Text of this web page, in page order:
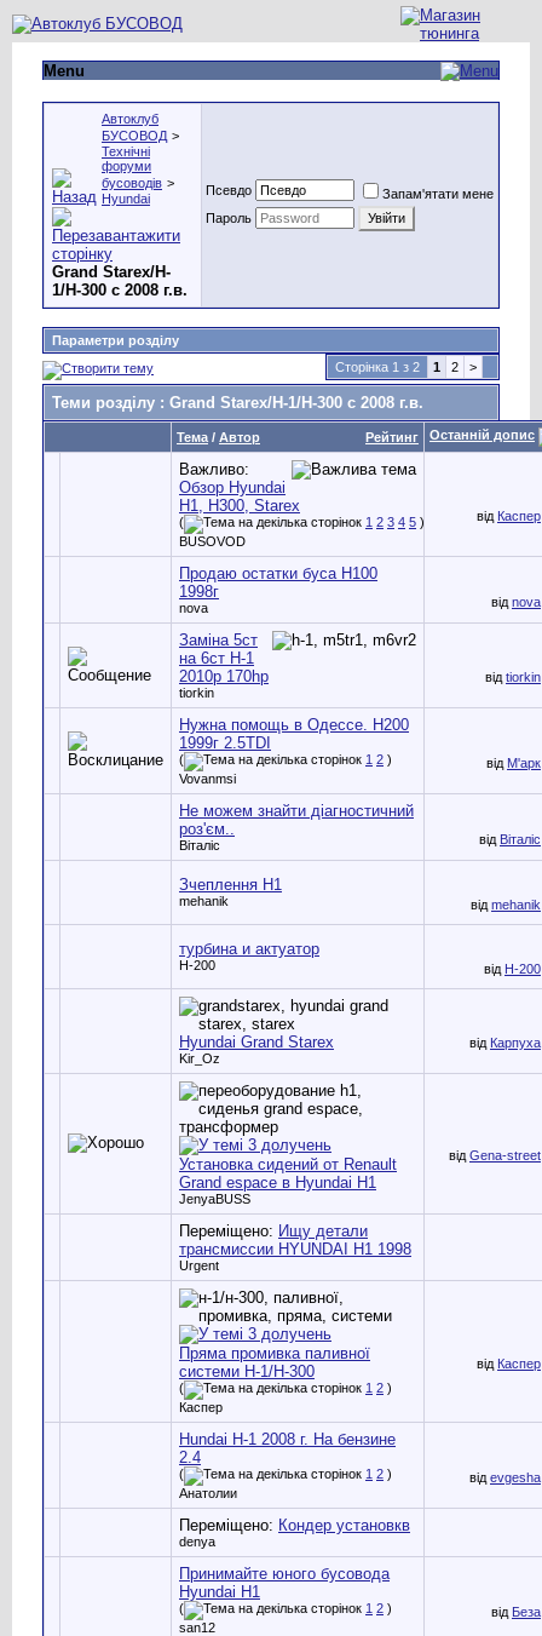
Menu
Автоклуб
БУСОВОД >
Технічні
форуми
бусоводів >
Hyundai
Grand Starex/H-
1/H-300 с 2008 г.в.
Псевдо
Запам'ятати мене
Пароль
Параметри розділу
Сторінка 1 з 2
1 2 >
Теми розділу : Grand Starex/H-1/H-300 с 2008 г.в.
Рейтинг
Тема / Автор Останній допис
Важливо:
Обзор Hyundai
H1, H300, Starex
( 1 2 3 4 5 )
BUSOVOD
від Каспер
Продаю остатки буса Н100
1998г
nova від nova
Заміна 5ст
на 6ст H-1
2010р 170hp
tiorkin
від tiorkin
Нужна помощь в Одессе. Н200
1999г 2.5TDI
( 1 2 )
Vovanmsi
від М'арк
Не можем знайти діагностичний
роз'єм..
Віталіс від Віталіс
Зчеплення Н1
mehanik від mehanik
турбина и актуатор
H-200 від H-200
Hyundai Grand Starex
Kir_Oz
від Карпуха
Установка сидений от Renault
Grand espace в Hyundai H1
JenyaBUSS
від Gena-street
Переміщено: Ищу детали
трансмиссии HYUNDAI H1 1998
Urgent
Пряма промивка паливної
системи Н-1/Н-300
( 1 2 )
Каспер
від Каспер
Hundai H-1 2008 г. На бензине
2.4
( 1 2 )
Анатолии
від evgesha
Переміщено: Кондер установкв
denya
Принимайте юного бусовода
Hyundai H1
( 1 2 )
san12
від Беза